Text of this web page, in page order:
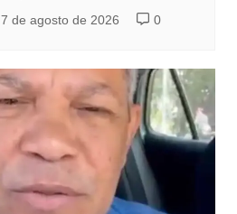
7 de agosto de 2026 0